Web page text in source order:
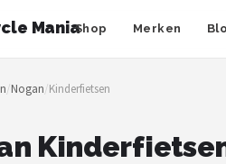
ManiaShop Merken
/Nogan/Kinderfietsen